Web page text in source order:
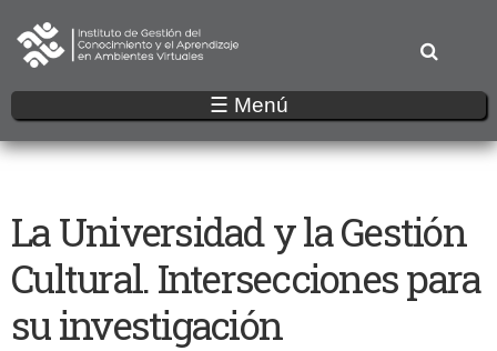
al
contenido
principal
☰ Menú
La Universidad y la Gestión
Cultural. Intersecciones para
su investigación